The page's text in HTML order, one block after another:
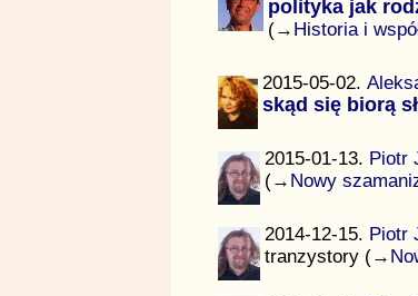
polityka jak
(→ Historia i
2015-05-02.
skąd się biorą
2015-01-13. Piotr
(→ Nowy
2014-12-15. Piotr
tranzystory (→